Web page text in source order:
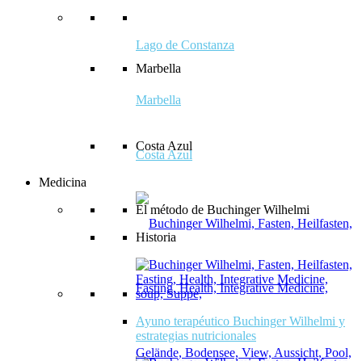
Marbella
Costa Azul
Lago de Constanza
Marbella
Costa Azul
Medicina
El método de Buchinger Wilhelmi
Historia
Ayuno terapéutico Buchinger Wilhelmi y
estrategias nutricionales